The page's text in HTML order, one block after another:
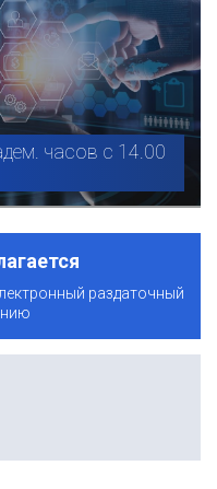
часов с 14.00
раздаточный